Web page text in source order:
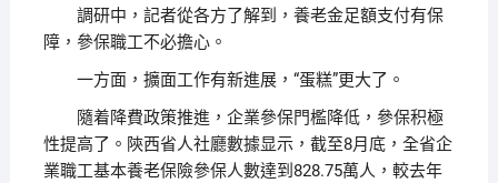
調研中，記者從各方了解到，養老金足額支付有保
障，參保職工不必擔心。
一方面，擴面工作有新進展，“蛋糕”更大了。
隨着降費政策推進，企業參保門檻降低，參保积極
性提高了。陝西省人社廳數據显示，截至8月底，全省企
業職工基本養老保險參保人數達到828.75萬人，較去年